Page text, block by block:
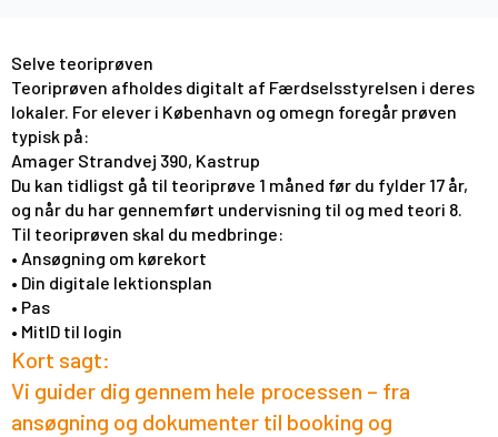
Selve teoriprøven
Teoriprøven afholdes digitalt af Færdselsstyrelsen i deres
lokaler. For elever i København og omegn foregår prøven
typisk på:
Amager Strandvej 390, Kastrup
Du kan tidligst gå til teoriprøve 1 måned før du fylder 17 år,
og når du har gennemført undervisning til og med teori 8.
Til teoriprøven skal du medbringe:
• Ansøgning om kørekort
• Din digitale lektionsplan
• Pas
• MitID til login
Kort sagt:
Vi guider dig gennem hele processen – fra
ansøgning og dokumenter til booking og